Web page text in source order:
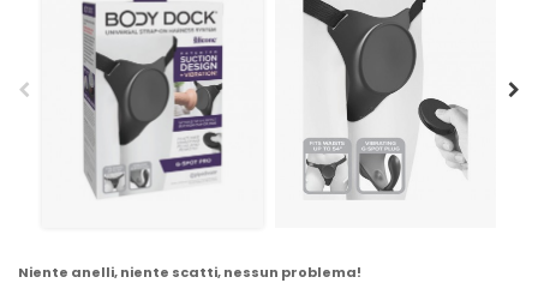
Niente anelli, niente scatti, nessun problema!